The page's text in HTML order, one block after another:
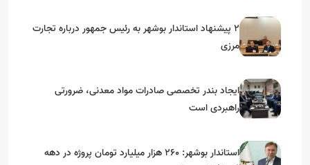
۲ پیشنهاد استاندار بوشهر به رئیس جمهور درباره تجارت
مرزی
ایجاد بندر تخصصی صادرات مواد معدنی، ضرورتی
راهبردی است
استاندار بوشهر: ۲۶۰ هزار میلیارد تومان پروژه در دهه